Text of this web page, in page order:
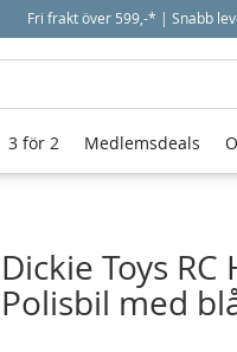
Fri frakt över 599,-* | Snabb
Dickie Toys RC
Polisbil med
3 för 2 Medlemsdeals